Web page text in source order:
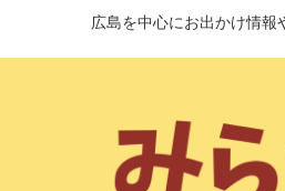
広島を中心にお出かけ情報